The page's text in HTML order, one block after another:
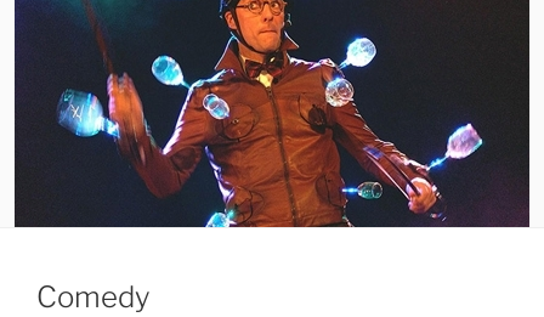
Comedy